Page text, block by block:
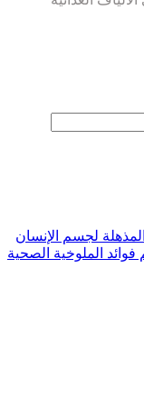
المذهلة لجسم الإنسان
فوائد الملوخية الصحية